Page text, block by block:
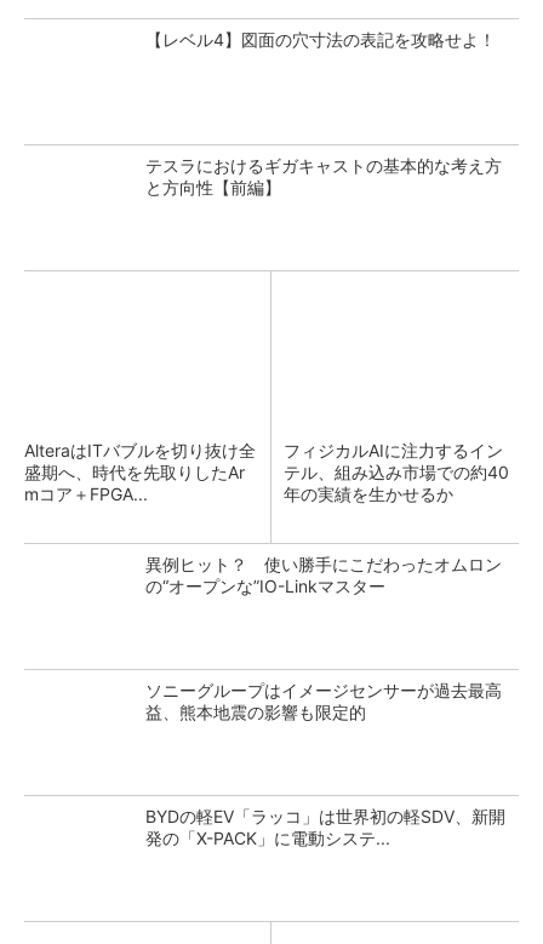
【レベル4】図面の穴寸法の表記を攻略せよ！
テスラにおけるギガキャストの基本的な考え方
と方向性【前編】
AlteraはITバブルを切り抜け全
盛期へ、時代を先取りしたAr
mコア＋FPGA...
フィジカルAIに注力するイン
テル、組み込み市場での約40
年の実績を生かせるか
異例ヒット？ 使い勝手にこだわったオムロン
の“オープンな”IO-Linkマスター
ソニーグループはイメージセンサーが過去最高
益、熊本地震の影響も限定的
BYDの軽EV「ラッコ」は世界初の軽SDV、新開
発の「X-PACK」に電動システ...